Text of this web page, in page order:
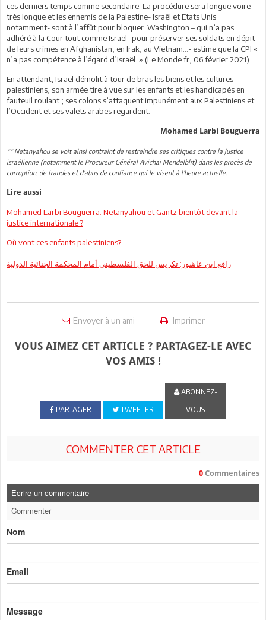
ces derniers temps comme secondaire. La procédure sera longue voire
très longue et les ennemis de la Palestine- Israël et Etats Unis
notamment- sont à l’affût pour bloquer. Washington – qui n’a pas
adhéré à la Cour tout comme Israël- pour préserver ses soldats en dépit
de leurs crimes en Afghanistan, en Irak, au Vietnam…- estime que la CPI «
n’a pas compétence à l’égard d’Israël. » (Le Monde.fr, 06 février 2021)
En attendant, Israël démolit à tour de bras les biens et les cultures
palestiniens, son armée tire à vue sur les enfants et les handicapés en
fauteuil roulant ; ses colons s’attaquent impunément aux Palestiniens et
l’Occident et ses valets arabes regardent.
Mohamed Larbi Bouguerra
** Netanyahou se voit ainsi contraint de restreindre ses critiques contre la justice
israélienne (notamment le Procureur Général Avichai Mendelblit) dans les procès de
corruption, de fraudes et d’abus de confiance qui le visent à l’heure actuelle.
Lire aussi
Mohamed Larbi Bouguerra: Netanyahou et Gantz bientôt devant la
justice internationale ?
Où vont ces enfants palestiniens?
رافع ابن عاشور: تكريس للحق الفلسطيني أمام المحكمة الجنائية الدولية
Envoyer à un ami Imprimer
VOUS AIMEZ CET ARTICLE ? PARTAGEZ-LE AVEC
VOS AMIS !
PARTAGER TWEETER
ABONNEZ-
VOUS
COMMENTER CET ARTICLE
0 Commentaires
Ecrire un commentaire
Commenter
Nom
Email
Message